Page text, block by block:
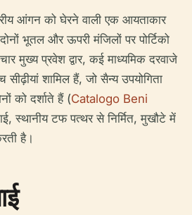
आंगन को घेरने वाली एक आयताकार
भूतल और ऊपरी मंजिलों पर पोर्टिको
मुख्य प्रवेश द्वार, कई माध्यमिक दरवाजे
शामिल हैं, जो सैन्य उपयोगिता
को दर्शाते हैं (Catalogo Beni
स्थानीय टफ पत्थर से निर्मित, मुखौटे में
है।